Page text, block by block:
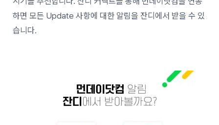
하면 모든 Update 사항에 대한 알림을 잔디에서 받을 수 있
습니다.